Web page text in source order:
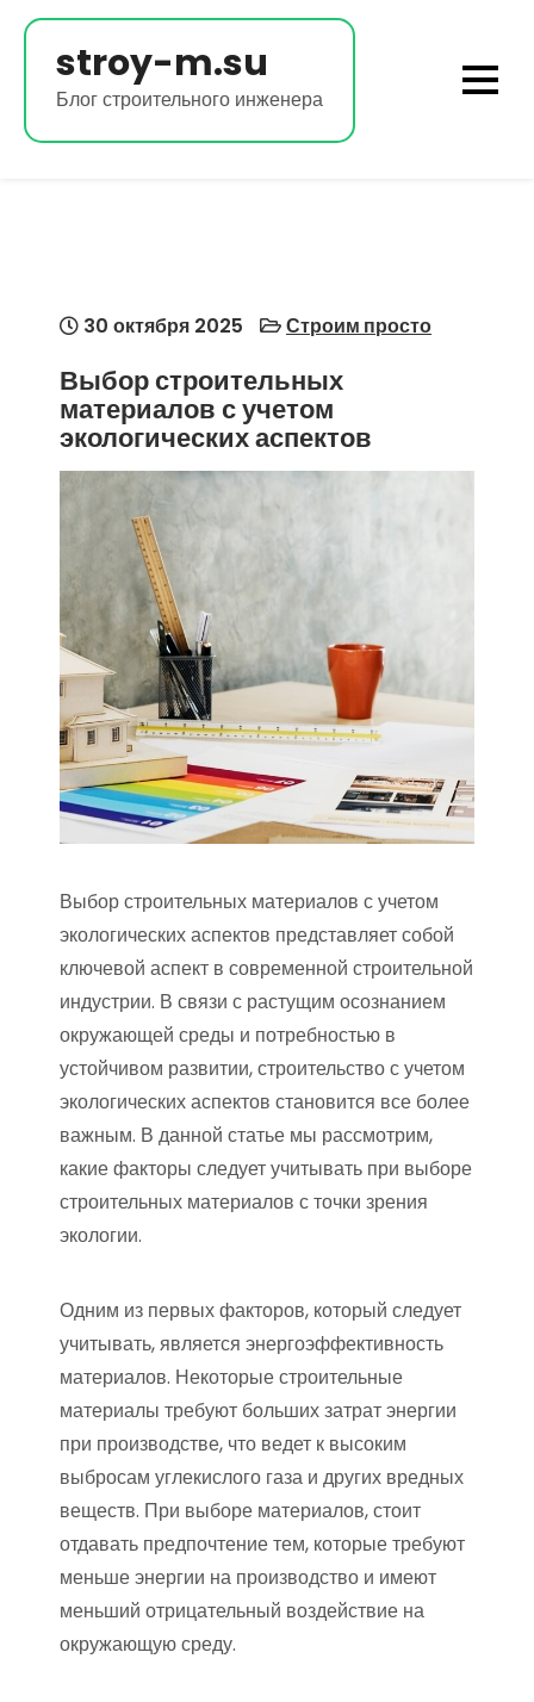
Перейти
содержимому
stroy-m.su
Блог строительного инженера
30 октября 2025 Строим просто
Выбор строительных
материалов с учетом
экологических аспектов
Выбор строительных материалов с учетом
экологических аспектов представляет собой
ключевой аспект в современной строительной
индустрии. В связи с растущим осознанием
окружающей среды и потребностью в
устойчивом развитии, строительство с учетом
экологических аспектов становится все более
важным. В данной статье мы рассмотрим,
какие факторы следует учитывать при выборе
строительных материалов с точки зрения
экологии.
Одним из первых факторов, который следует
учитывать, является энергоэффективность
материалов. Некоторые строительные
материалы требуют больших затрат энергии
при производстве, что ведет к высоким
выбросам углекислого газа и других вредных
веществ. При выборе материалов, стоит
отдавать предпочтение тем, которые требуют
меньше энергии на производство и имеют
меньший отрицательный воздействие на
окружающую среду.